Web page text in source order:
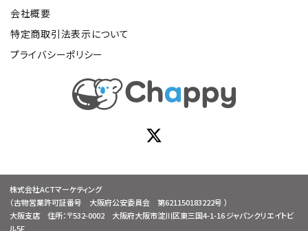
会社概要
特定商取引法表示について
プライバシーポリシー
株式会社ACTマーケティング
（古物営業許可証番号 大阪府公安委員会 第621150183222号 ）
大阪支店 住所：〒532-0002 大阪府大阪市淀川区東三国4-1-16 ジャパンクリエイトビ
ル5F